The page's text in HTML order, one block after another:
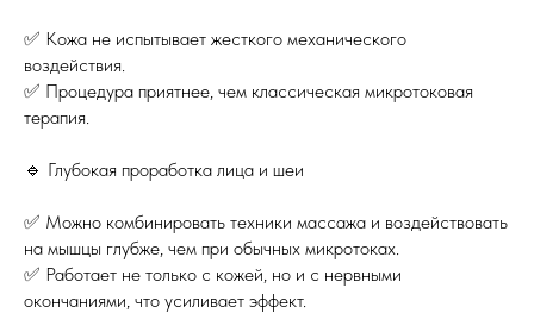
✅ Кожа не испытывает жесткого механического
воздействия.
✅ Процедура приятнее, чем классическая микротоковая
терапия.
🔹 Глубокая проработка лица и шеи
✅ Можно комбинировать техники массажа и воздействовать
на мышцы глубже, чем при обычных микротоках.
✅ Работает не только с кожей, но и с нервными
окончаниями, что усиливает эффект.